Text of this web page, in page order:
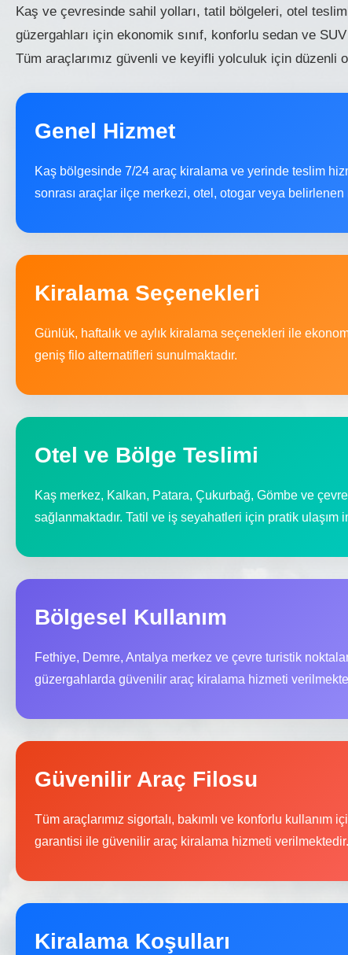
Kaş ve çevresinde sahil yolları, tatil bölgeleri, otel
güzergahları için ekonomik sınıf, konforlu sedan ve
Tüm araçlarımız güvenli ve keyifli yolculuk için düzenli
Genel Hizmet
Kaş bölgesinde 7/24 araç kiralama ve yerinde teslim
sonrası araçlar ilçe merkezi, otel, otogar veya belirlenen
Kiralama Seçenekleri
Günlük, haftalık ve aylık kiralama seçenekleri ile
geniş filo alternatifleri sunulmaktadır.
Otel ve Bölge Teslimi
Kaş merkez, Kalkan, Patara, Çukurbağ, Gömbe ve
sağlanmaktadır. Tatil ve iş seyahatleri için pratik ulaşım
Bölgesel Kullanım
Fethiye, Demre, Antalya merkez ve çevre turistik
güzergahlarda güvenilir araç kiralama hizmeti
Güvenilir Araç Filosu
Tüm araçlarımız sigortalı, bakımlı ve konforlu kullanım
garantisi ile güvenilir araç kiralama hizmeti verilmektedir.
Kiralama Koşulları